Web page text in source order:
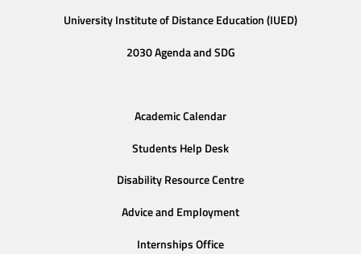
University Institute of Distance Education (IUED)
2030 Agenda and SDG
Academic Calendar
Students Help Desk
Disability Resource Centre
Advice and Employment
Internships Office